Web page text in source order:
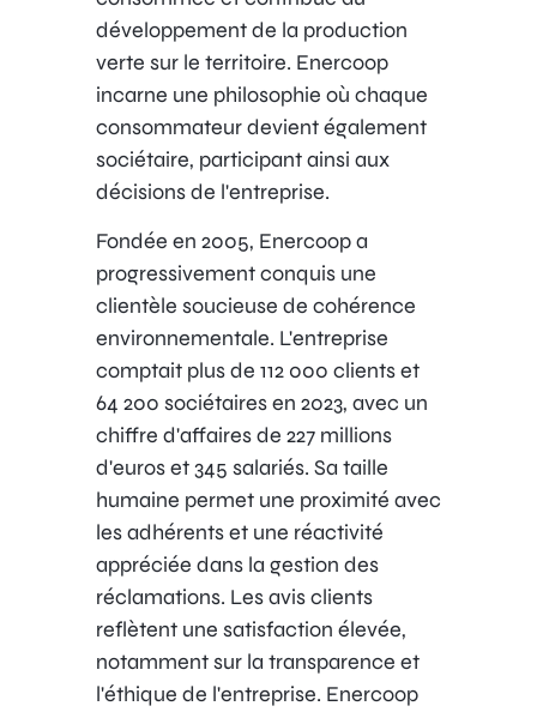
développement de la production
verte sur le territoire. Enercoop
incarne une philosophie où chaque
consommateur devient également
sociétaire, participant ainsi aux
décisions de l'entreprise.
Fondée en 2005, Enercoop a
progressivement conquis une
clientèle soucieuse de cohérence
environnementale. L'entreprise
comptait plus de 112 000 clients et
64 200 sociétaires en 2023, avec un
chiffre d'affaires de 227 millions
d'euros et 345 salariés. Sa taille
humaine permet une proximité avec
les adhérents et une réactivité
appréciée dans la gestion des
réclamations. Les avis clients
reflètent une satisfaction élevée,
notamment sur la transparence et
l'éthique de l'entreprise. Enercoop